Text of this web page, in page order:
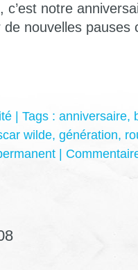
notre
nouvelles pauses
| Tags : anniversaire,
wilde, génération,